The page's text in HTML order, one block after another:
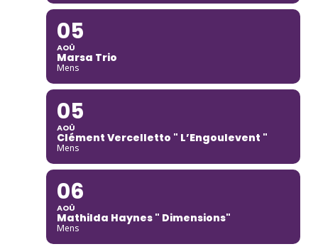
05
AOÛ
Marsa Trio
Mens
05
AOÛ
Clément Vercelletto " L’Engoulevent "
Mens
06
AOÛ
Mathilda Haynes " Dimensions"
Mens